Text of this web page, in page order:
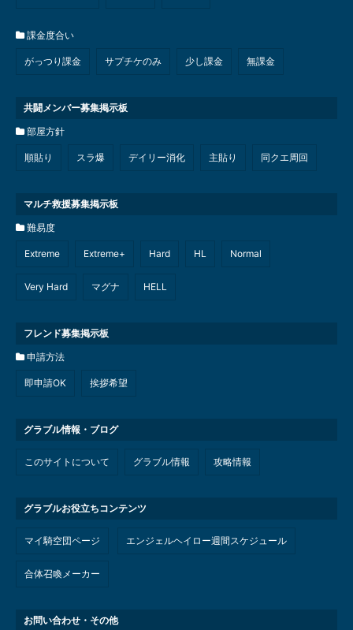
課金度合い
がっつり課金 サプチケのみ 少し課金 無課金
共闘メンバー募集掲示板
部屋方針
順貼り スラ爆 デイリー消化 主貼り 同クエ周回
マルチ救援募集掲示板
難易度
Extreme Extreme+ Hard HL Normal
Very Hard マグナ HELL
フレンド募集掲示板
申請方法
即申請OK 挨拶希望
グラブル情報・ブログ
このサイトについて グラブル情報 攻略情報
グラブルお役立ちコンテンツ
マイ騎空団ページ エンジェルヘイロー週間スケジュール
合体召喚メーカー
お問い合わせ・その他